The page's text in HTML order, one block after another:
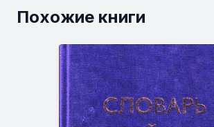
Похожие книги